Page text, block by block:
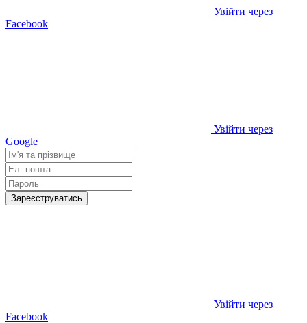
Увійти через
Facebook
Увійти через
Google
Зареєструватись
Увійти через
Facebook